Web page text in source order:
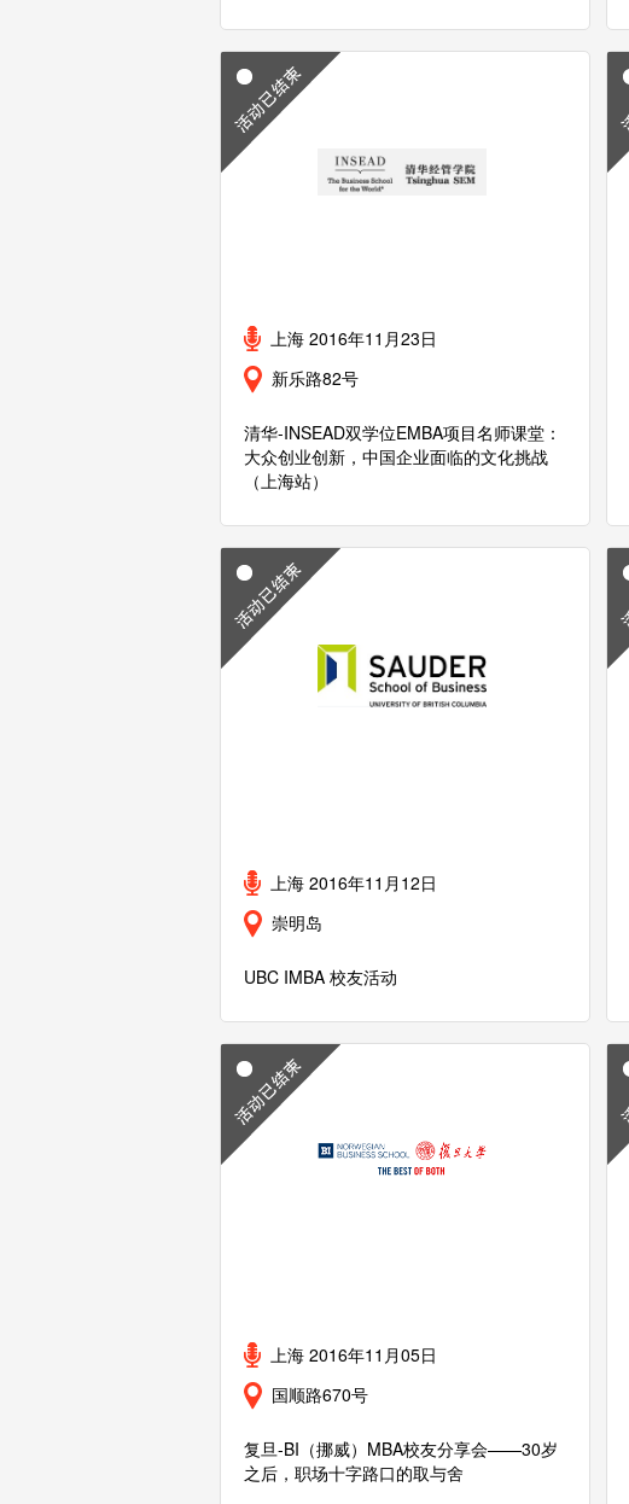
上海 2016年11月23日
新乐路82号
清华-INSEAD双学位EMBA项目名师课堂：
大众创业创新，中国企业面临的文化挑战
（上海站）
上海 2016年11月12日
崇明岛
UBC IMBA 校友活动
上海 2016年11月05日
国顺路670号
复旦-BI（挪威）MBA校友分享会——30岁
之后，职场十字路口的取与舍